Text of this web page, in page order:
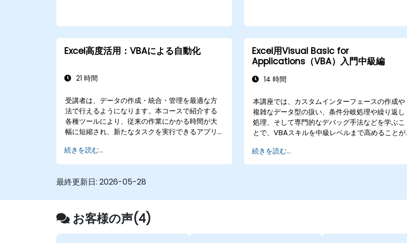
Excel高度活用：VBAによる自動化
21 時間
受講者は、データの作成・統合・管理を最適な方
法で行えるようになります。本コースで紹介する
各種ツールにより、従来の作業にかかる時間が大
幅に短縮され、新たなタスクを実行できるアプリ
続きを読む...
Excel用Visual Basic for
Applications（VBA）入門中級編
14 時間
本講座では、カスタムインターフェースの作成や
複雑なデータ型の扱い、条件分岐処理や繰り返し
処理、そして専門的なデバッグ手法などを学ぶこ
とで、VBAスキルを中級レベルまで高めることが
ンドリング技術やパフォーマンス最適化の方法も
修得します。また、ユーザーフォームの設計やワ
となることでしょう。
続きを読む...
最終更新日: 2026-05-28
お客様の声(4)